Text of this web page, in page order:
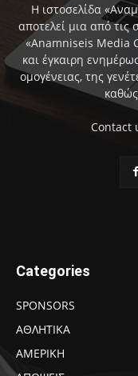
Η ιστοσελίδα
αποτελεί μια από τις
«Anamniseis Media
και έγκαιρη
ομογένειας, της
Contact
Categories
SPONSORS
ΑΘΛΗΤΙΚΑ
ΑΜΕΡΙΚΗ